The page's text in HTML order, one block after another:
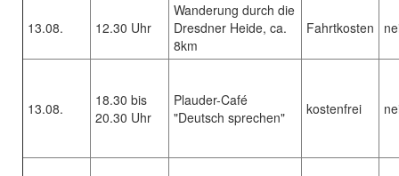
13.08. 12.30 Uhr
Wanderung durch die
Dresdner Heide, ca.
8km
Fahrtkosten
13.08.
18.30 bis
20.30 Uhr
Plauder-Café
"Deutsch sprechen"
kostenfrei